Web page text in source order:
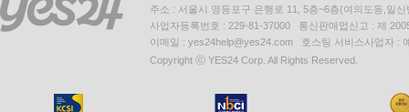
주소 : 서울시 영등포구 은행로 11, 5층~6층(여의도동,일신
사업자등록번호 : 229-81-37000 통신판매업신고 : 제
이메일 : yes24help@yes24.com 호스팅 서비스사업자 :
Copyright ⓒ YES24 Corp. All Rights Reserved.